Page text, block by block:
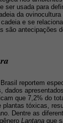
ser usada para
da
e se
são antecipações
reportem
que 7,2% do
tóxicas,
Dentre as
Lantana que